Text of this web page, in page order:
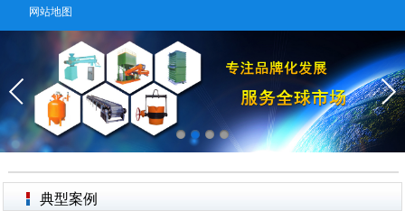
网站地图
典型案例